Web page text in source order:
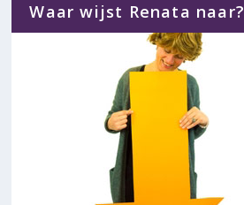
Waar wijst Renata naar?